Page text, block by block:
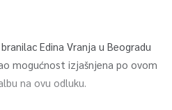
Edina Vranja u Beogradu
mogućnost izjašnjena po ovom
na ovu odluku.